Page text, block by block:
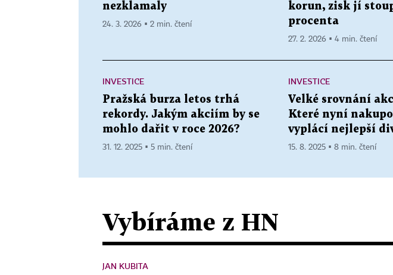
nezklamaly
24. 3. 2026 ▪ 2 min. čtení
korun, zisk jí
procenta
27. 2. 2026 ▪ 4 min. čtení
INVESTICE
Pražská burza letos trhá
rekordy. Jakým akciím by se
mohlo dařit v roce 2026?
31. 12. 2025 ▪ 5 min. čtení
INVESTICE
Velké srovnání
Které nyní
vyplácí nejlepší
15. 8. 2025 ▪ 8 min. čtení
Vybíráme z HN
JAN KUBITA